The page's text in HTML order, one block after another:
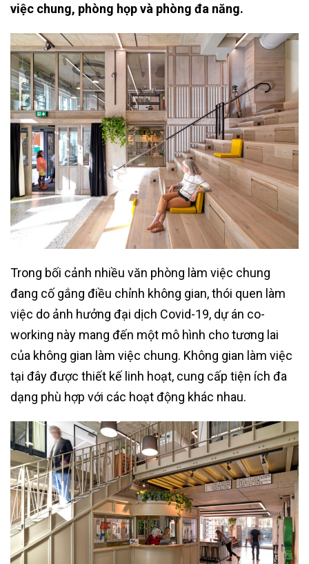
việc chung, phòng họp và phòng đa năng.
Trong bối cảnh nhiều văn phòng làm việc chung
đang cố gắng điều chỉnh không gian, thói quen làm
việc do ảnh hưởng đại dịch Covid-19, dự án co-
working này mang đến một mô hình cho tương lai
của không gian làm việc chung. Không gian làm việc
tại đây được thiết kế linh hoạt, cung cấp tiện ích đa
dạng phù hợp với các hoạt động khác nhau.